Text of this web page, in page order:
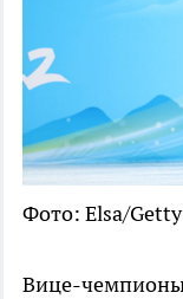
Фото: Elsa/
Вице-чемпионы